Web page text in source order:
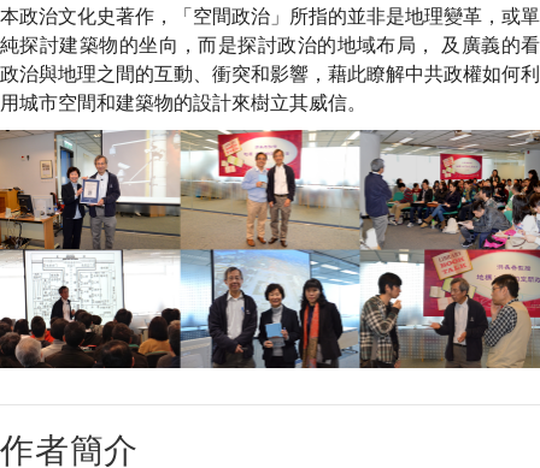
本政治文化史著作，「空間政治」所指的並非是地理變革，或單
純探討建築物的坐向，而是探討政治的地域布局， 及廣義的看
政治與地理之間的互動、衝突和影響，藉此瞭解中共政權如何利
用城市空間和建築物的設計來樹立其威信。
作者簡介